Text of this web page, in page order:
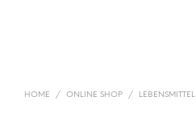
HOME / ONLINE SHOP / LEBENSMITTEL